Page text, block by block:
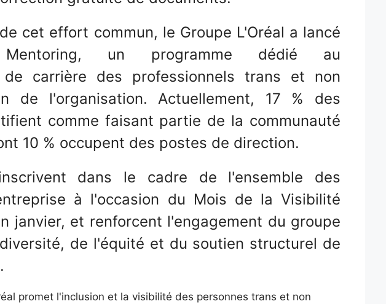
cet effort commun, le Groupe L'Oréal a lancé
Mentoring, un programme dédié au
de carrière des professionnels trans et non
de l'organisation. Actuellement, 17 % des
comme faisant partie de la communauté
10 % occupent des postes de direction.
dans le cadre de l'ensemble des
à l'occasion du Mois de la Visibilité
janvier, et renforcent l'engagement du groupe
de l'équité et du soutien structurel de
promet l'inclusion et la visibilité des personnes trans et non